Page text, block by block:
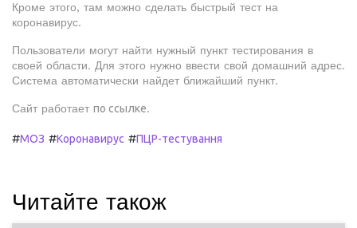
Кроме этого, там можно сделать быстрый тест на
коронавирус.
Пользователи могут найти нужный пункт тестирования в
своей области. Для этого нужно ввести свой домашний адрес.
Система автоматически найдет ближайший пункт.
Сайт работает по ссылке.
#МОЗ #Коронавирус #ПЦР-тестування
Читайте також